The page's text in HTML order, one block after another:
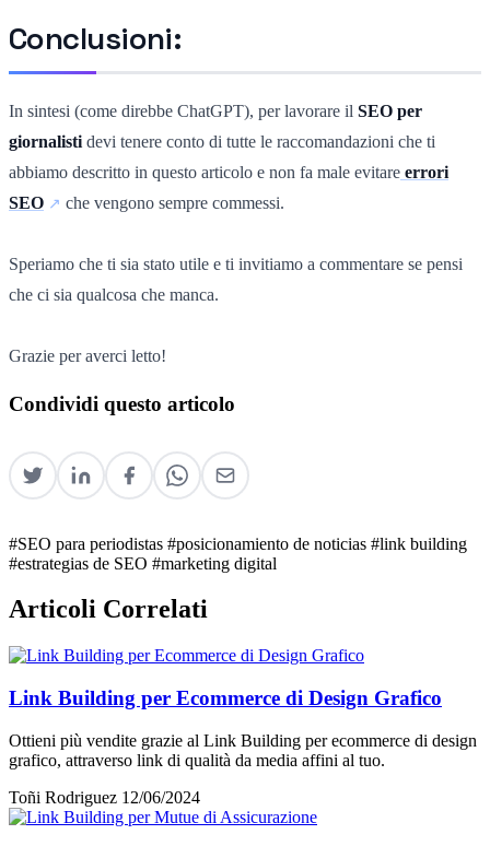
Conclusioni:
In sintesi (come direbbe ChatGPT), per lavorare il SEO per
giornalisti devi tenere conto di tutte le raccomandazioni che ti
abbiamo descritto in questo articolo e non fa male evitare errori
SEO
che vengono sempre commessi.
Speriamo che ti sia stato utile e ti invitiamo a commentare se pensi
che ci sia qualcosa che manca.
Grazie per averci letto!
Condividi questo articolo
#SEO para periodistas #posicionamiento de noticias #link building
#estrategias de SEO #marketing digital
Articoli Correlati
Link Building per Ecommerce di Design Grafico
Ottieni più vendite grazie al Link Building per ecommerce di design
grafico, attraverso link di qualità da media affini al tuo.
Toñi Rodriguez 12/06/2024